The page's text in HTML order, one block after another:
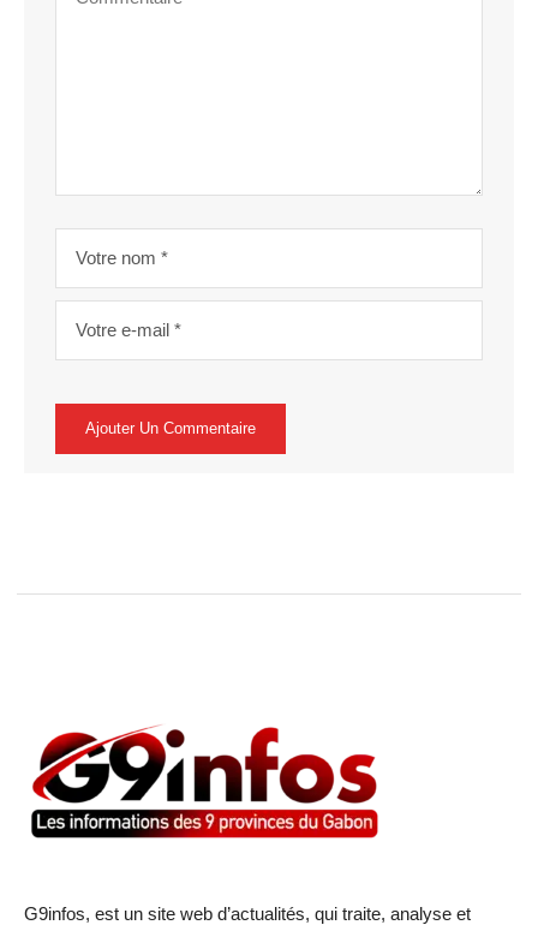
G9infos, est un site web d’actualités, qui traite, analyse et